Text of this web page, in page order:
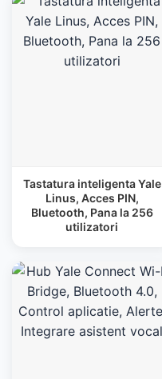
Tastatura inteligenta Yale
Linus, Acces PIN,
Bluetooth, Pana la 256
utilizatori